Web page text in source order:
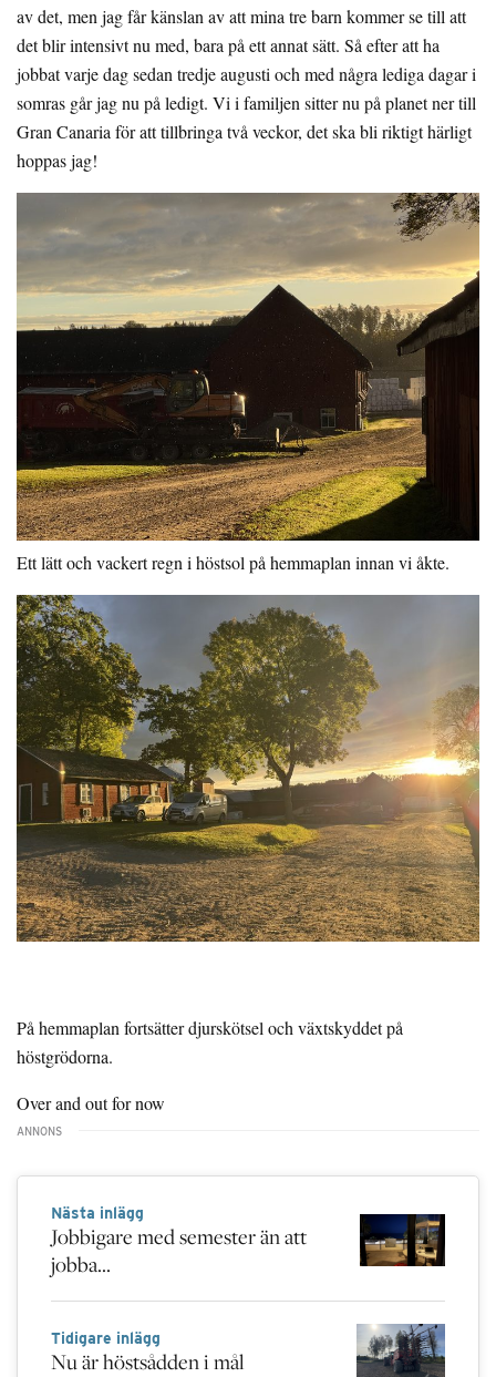
av det, men jag får känslan av att mina tre barn kommer se till att
det blir intensivt nu med, bara på ett annat sätt. Så efter att ha
jobbat varje dag sedan tredje augusti och med några lediga dagar i
somras går jag nu på ledigt. Vi i familjen sitter nu på planet ner till
Gran Canaria för att tillbringa två veckor, det ska bli riktigt härligt
hoppas jag!
Ett lätt och vackert regn i höstsol på hemmaplan innan vi åkte.
På hemmaplan fortsätter djurskötsel och växtskyddet på
höstgrödorna.
Over and out for now
Nästa inlägg
Jobbigare med semester än att
jobba...
Tidigare inlägg
Nu är höstsådden i mål